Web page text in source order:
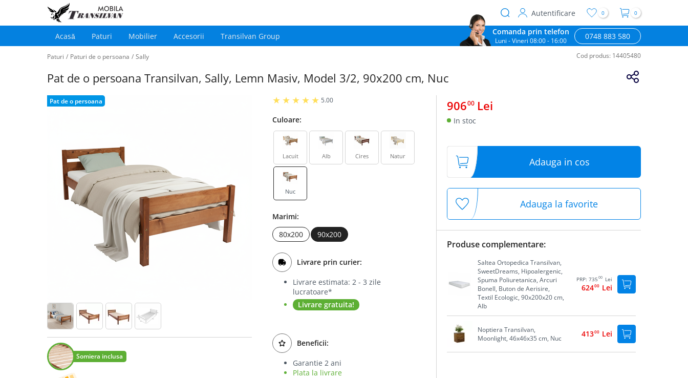
User
account
Autentificare 0 0
Main
navigation
Acasă Paturi Mobilier Accesorii Transilvan Group Comanda prin telefon
Luni - Vineri 08:00 - 16:00 0748 883 580
Paturi / Paturi de o persoana / Sally Cod produs: 14405480
Pat de o persoana Transilvan, Sally, Lemn Masiv, Model 3/2, 90x200 cm, Nuc
Pat de o persoana
Somiera inclusa
5.00
Culoare:
Lacuit Alb Cires Natur
Nuc
Marimi:
80x200
90x200
Livrare prin curier:
Livrare estimata: 2 - 3 zile
lucratoare*
Livrare gratuita!
Beneficii:
Garantie 2 ani
Plata la livrare
90600 Lei
In stoc
Adauga in cos
Adauga la favorite
Produse complementare:
Saltea Ortopedica Transilvan,
SweetDreams, Hipoalergenic,
Spuma Poliuretanica, Arcuri
Bonell, Buton de Aerisire,
Textil Ecologic, 90x200x20 cm,
Alb
PRP: 735 00 Lei
62400 Lei
Noptiera Transilvan,
Moonlight, 46x46x35 cm, Nuc
41300 Lei